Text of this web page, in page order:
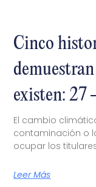
Cinco
existen: 27
El cambio
contaminación o
ocupar los
Leer Más